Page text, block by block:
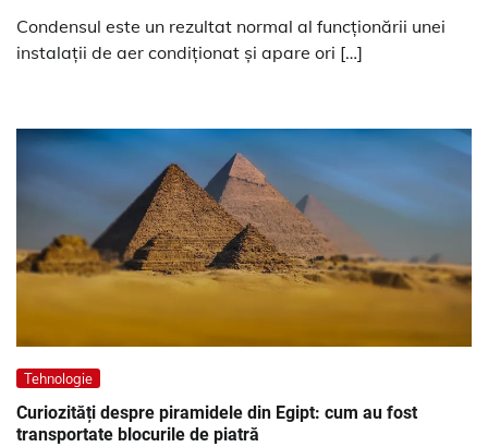
Condensul este un rezultat normal al funcționării unei
instalații de aer condiționat și apare ori […]
Tehnologie
Curiozități despre piramidele din Egipt: cum au fost
transportate blocurile de piatră